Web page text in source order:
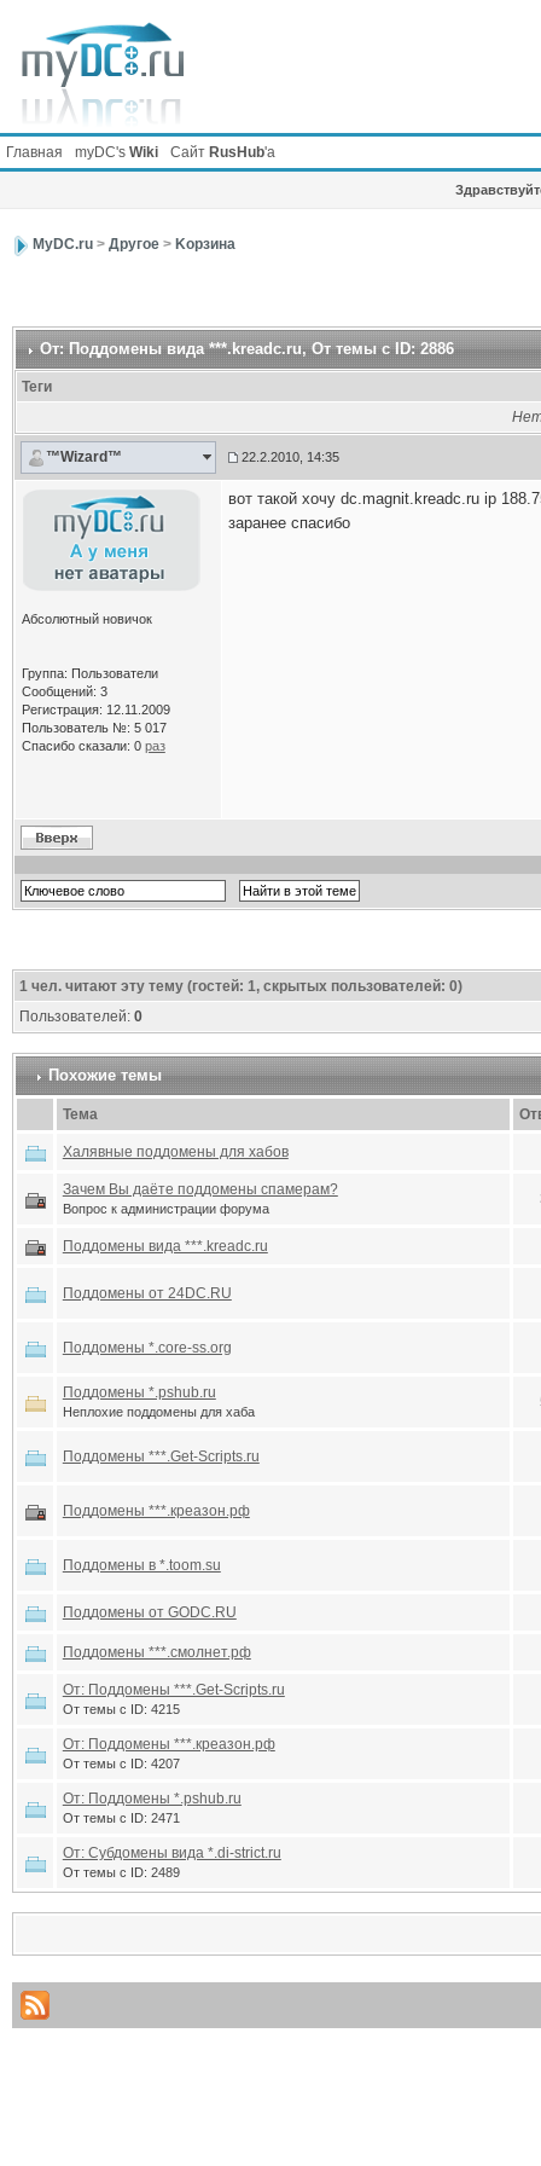
Главная myDC's Wiki Сайт RusHub'а
MyDC.ru> Другое> Kорзина
От: Поддомены вида ***.kreadc.ru, От темы с ID: 2886
Теги
™Wizard™ 22.2.2010, 14:35
Абсолютный новичок
Группа: Пользователи
Сообщений: 3
Регистрация: 12.11.2009
Пользователь №: 5 017
Спасибо сказали: 0 раз
вот такой хочу dc.magnit.kreadc.ru ip
заранее спасибо
1чел. читают эту тему (гостей: 1, скрытых пользователей: 0)
Пользователей: 0
Похожие темы
Тема
Халявные поддомены для хабов
Зачем Вы даёте поддомены спамерам?
Вопрос к администрации форума
Поддомены вида ***.kreadc.ru
Поддомены от 24DC.RU
Поддомены *.core-ss.org
Поддомены *.pshub.ru
Неплохие поддомены для хаба
Поддомены ***.Get-Scripts.ru
Поддомены ***.креазон.рф
Поддомены в *.toom.su
Поддомены от GODC.RU
Поддомены ***.смолнет.рф
От: Поддомены ***.Get-Scripts.ru
От темы с ID: 4215
От: Поддомены ***.креазон.рф
От темы с ID: 4207
От: Поддомены *.pshub.ru
От темы с ID: 2471
От: Субдомены вида *.di-strict.ru
От темы с ID: 2489